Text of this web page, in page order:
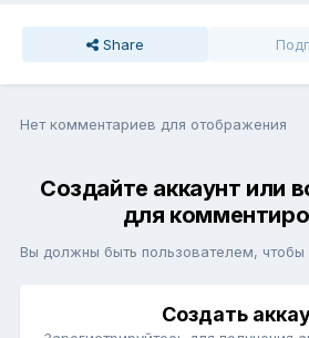
Share
Нет комментариев для отображения
Создайте аккаунт или
для
Вы должны быть пользователем, чтобы
Создать